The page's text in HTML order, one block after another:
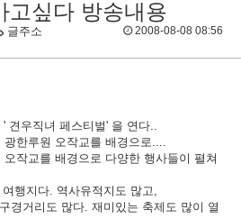
고싶다 방송내용
글주소 2008-08-08 08:56
견우직녀 페스티벌' 을 연다..
한루원 오작교를 배경으로....
작교를 배경으로 다양한 행사들이 펼쳐
행지다. 역사유적지도 많고,
경거리도 많다. 재미있는 축제도 많이 열